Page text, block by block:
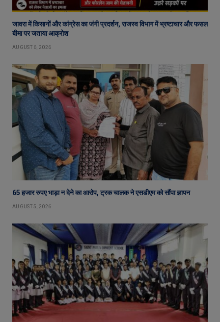
जावरा में किसानों और कांग्रेस का जंगी प्रदर्शन, राजस्व विभाग में भ्रष्टाचार और फसल
बीमा पर जताया आक्रोश
AUGUST 6, 2026
65 हजार रुपए भाड़ा न देने का आरोप, ट्रक चालक ने एसडीएम को सौंपा ज्ञापन
AUGUST 5, 2026